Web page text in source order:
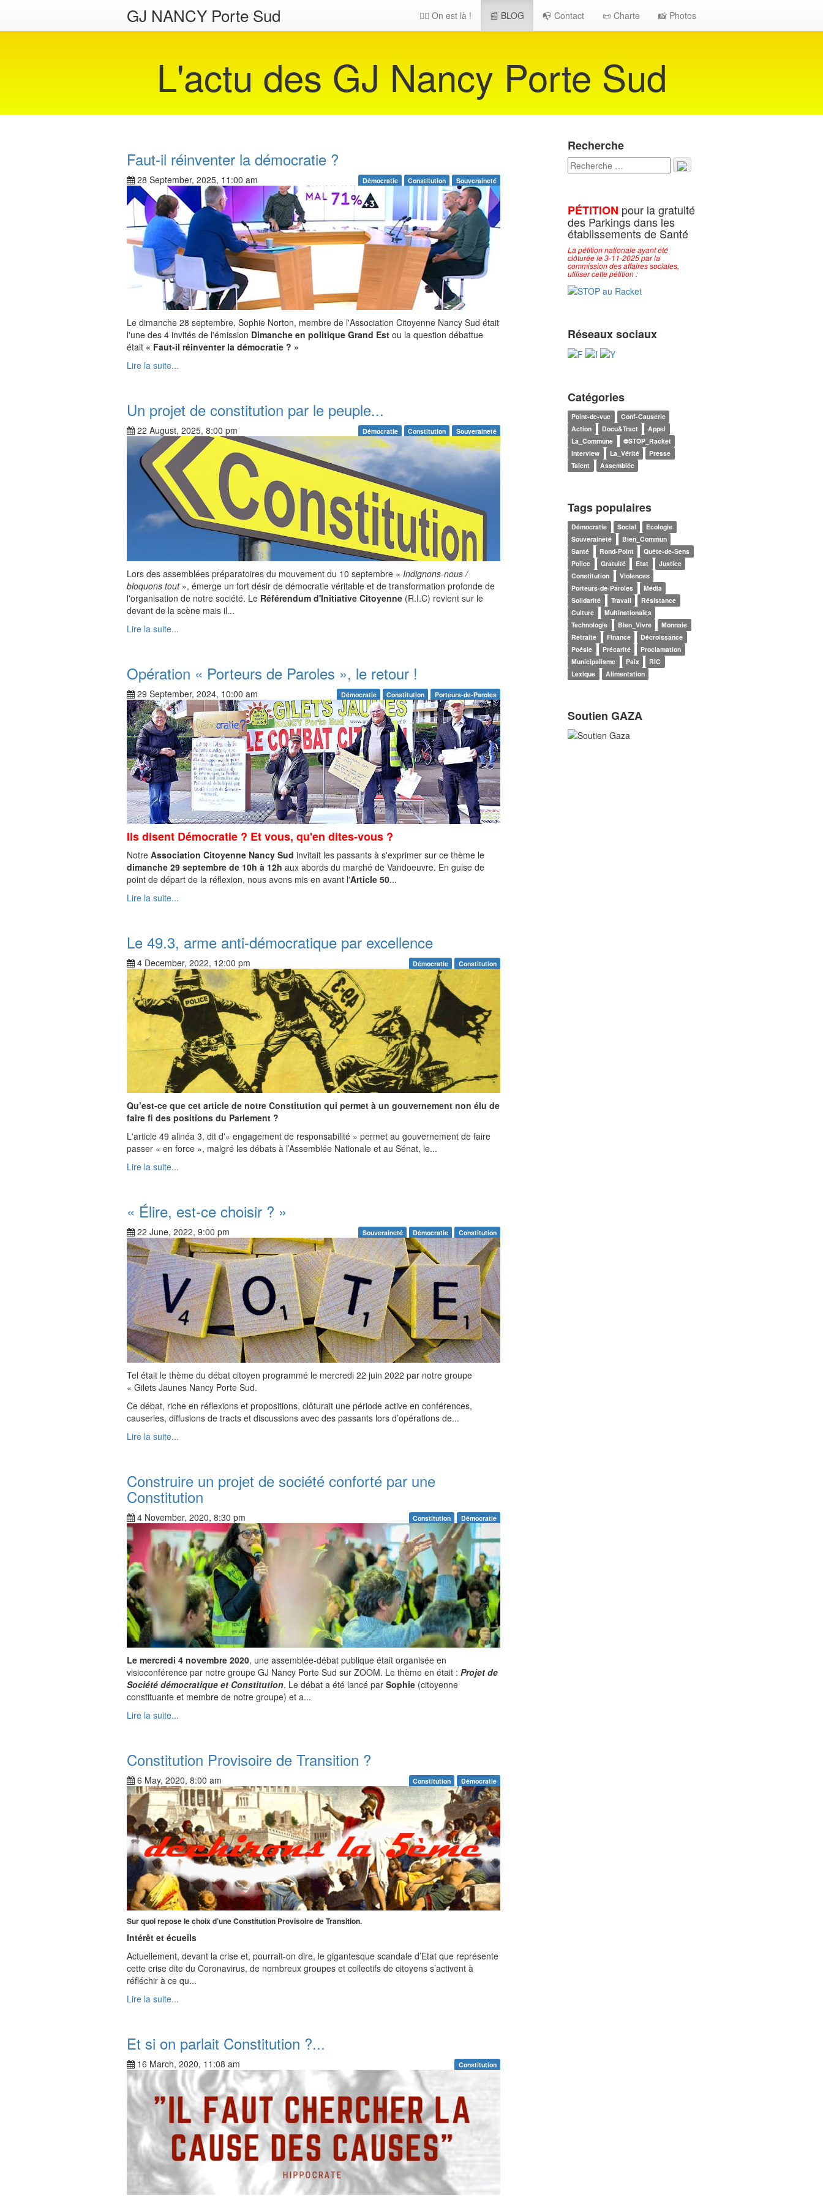
GJ NANCY Porte Sud 🖐🏻 On est là ! 📰 BLOG 📭 Contact 📜 Charte 📸 Photos
L'actu des GJ Nancy Porte Sud
Faut-il réinventer la démocratie ?
28 September, 2025, 11:00 am Démocratie Constitution Souveraineté
Le dimanche 28 septembre, Sophie Norton, membre de l'Association Citoyenne Nancy Sud était
l'une des 4 invités de l'émission Dimanche en politique Grand Est ou la question débattue
était « Faut-il réinventer la démocratie ? »
Lire la suite...
Un projet de constitution par le peuple...
22 August, 2025, 8:00 pm Démocratie Constitution Souveraineté
Lors des assemblées préparatoires du mouvement du 10 septembre « Indignons-nous /
bloquons tout», émerge un fort désir de démocratie véritable et de transformation profonde de
l'organisation de notre société. Le Référendum d'Initiative Citoyenne (R.I.C) revient sur le
devant de la scène mais il...
Lire la suite...
Opération « Porteurs de Paroles », le retour !
29 September, 2024, 10:00 am Démocratie Constitution Porteurs-de-Paroles
Ils disent Démocratie ? Et vous, qu'en dites-vous ?
Notre Association Citoyenne Nancy Sud invitait les passants à s'exprimer sur ce thème le
dimanche 29 septembre de 10h à 12h aux abords du marché de Vandoeuvre. En guise de
point de départ de la réflexion, nous avons mis en avant l'Article 50...
Lire la suite...
Le 49.3, arme anti-démocratique par excellence
4 December, 2022, 12:00 pm Démocratie Constitution
Qu’est-ce que cet article de notre Constitution qui permet à un gouvernement non élu de
faire fi des positions du Parlement ?
L'article 49 alinéa 3, dit d'« engagement de responsabilité » permet au gouvernement de faire
passer « en force », malgré les débats à l’Assemblée Nationale et au Sénat, le...
Lire la suite...
« Élire, est-ce choisir ? »
22 June, 2022, 9:00 pm Souveraineté Démocratie Constitution
Tel était le thème du débat citoyen programmé le mercredi 22 juin 2022 par notre groupe
« Gilets Jaunes Nancy Porte Sud.
Ce débat, riche en réflexions et propositions, clôturait une période active en conférences,
causeries, diffusions de tracts et discussions avec des passants lors d’opérations de...
Lire la suite...
Construire un projet de société conforté par une
Constitution
4 November, 2020, 8:30 pm Constitution Démocratie
Le mercredi 4 novembre 2020, une assemblée-débat publique était organisée en
visioconférence par notre groupe GJ Nancy Porte Sud sur ZOOM. Le thème en était : Projet de
Société démocratique et Constitution. Le débat a été lancé par Sophie (citoyenne
constituante et membre de notre groupe) et a...
Lire la suite...
Constitution Provisoire de Transition ?
6 May, 2020, 8:00 am Constitution Démocratie
Sur quoi repose le choix d’une Constitution Provisoire de Transition.
Intérêt et écueils
Actuellement, devant la crise et, pourrait-on dire, le gigantesque scandale d’Etat que représente
cette crise dite du Coronavirus, de nombreux groupes et collectifs de citoyens s’activent à
réfléchir à ce qu...
Lire la suite...
Et si on parlait Constitution ?...
16 March, 2020, 11:08 am Constitution
Recherche
PÉTITION pour la gratuité
des Parkings dans les
établissements de Santé
La pétition nationale ayant été
clôturée le 3-11-2025 par la
commission des affaires sociales,
utiliser cette pétition :
Réseaux sociaux
Catégories
Point-de-vue
Conf-Causerie
Action
Docu&Tract
Appel
La_Commune
⛔STOP_Racket
Interview
La_Vérité
Presse
Talent
Assemblée
Tags populaires
Démocratie Social
Ecologie
Souveraineté
Bien_Commun
Santé
Rond-Point
Quête-de-Sens
Police
Gratuité Etat
Justice
Constitution
Violences
Porteurs-de-Paroles
Média
Solidarité
Travail
Résistance
Culture
Multinationales
Technologie
Bien_Vivre
Monnaie
Retraite
Finance
Décroissance
Poésie
Précarité
Proclamation
Municipalisme
Paix
RIC
Lexique
Alimentation
Soutien GAZA